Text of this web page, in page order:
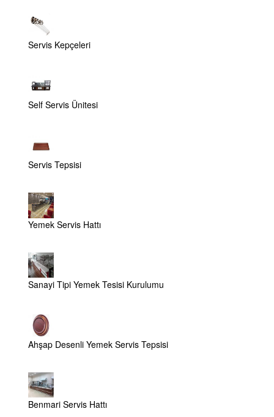
Servis Kepçeleri
Self Servis Ünitesi
Servis Tepsisi
Yemek Servis Hattı
Sanayi Tipi Yemek Tesisi Kurulumu
Ahşap Desenli Yemek Servis Tepsisi
Benmari Servis Hattı